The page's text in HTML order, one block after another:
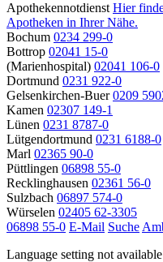
Apothekennotdienst Hier
Apotheken in Ihrer Nähe.
Bochum 0234 299-0
Bottrop 02041 15-0
(Marienhospital) 02041 106-0
Dortmund 0231 922-0
Gelsenkirchen-Buer 0209
Kamen 02307 149-1
Lünen 0231 8787-0
Lütgendortmund 0231 6188-0
Marl 02365 90-0
Püttlingen 06898 55-0
Recklinghausen 02361 56-0
Sulzbach 06897 574-0
Würselen 02405 62-3305
06898 55-0 E-Mail Suche
Language setting not available